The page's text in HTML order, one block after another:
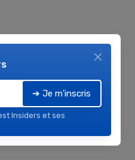
➔ Je m'inscris
Insiders et ses